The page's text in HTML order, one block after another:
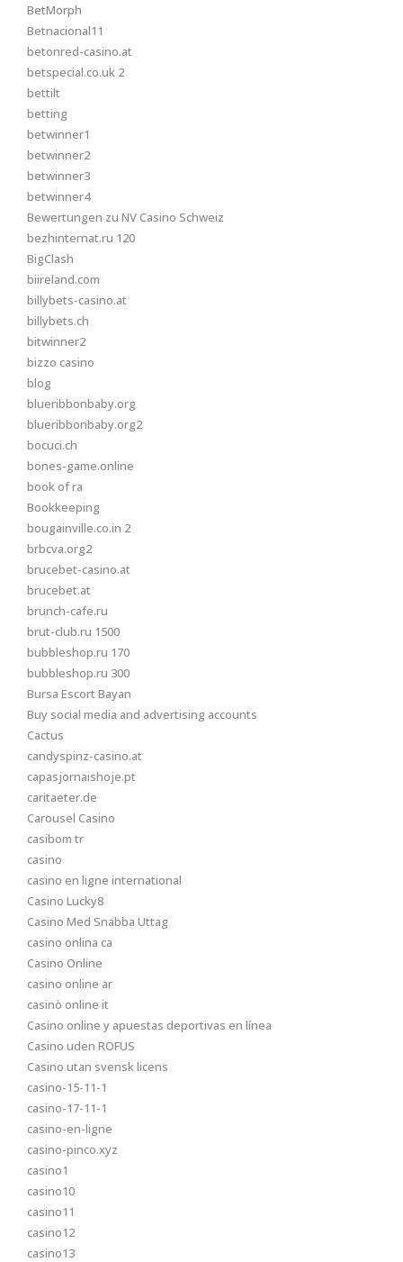
BetMorph
Betnacional11
betonred-casino.at
betspecial.co.uk 2
bettilt
betting
betwinner1
betwinner2
betwinner3
betwinner4
Bewertungen zu NV Casino Schweiz
bezhinternat.ru 120
BigClash
biireland.com
billybets-casino.at
billybets.ch
bitwinner2
bizzo casino
blog
blueribbonbaby.org
blueribbonbaby.org2
bocuci.ch
bones-game.online
book of ra
Bookkeeping
bougainville.co.in 2
brbcva.org2
brucebet-casino.at
brucebet.at
brunch-cafe.ru
brut-club.ru 1500
bubbleshop.ru 170
bubbleshop.ru 300
Bursa Escort Bayan
Buy social media and advertising accounts
Cactus
candyspinz-casino.at
capasjornaishoje.pt
caritaeter.de
Carousel Casino
casibom tr
casino
casino en ligne international
Casino Lucky8
Casino Med Snabba Uttag
casino onlina ca
Casino Online
casino online ar
casinò online it
Casino online y apuestas deportivas en línea
Casino uden ROFUS
Casino utan svensk licens
casino-15-11-1
casino-17-11-1
casino-en-ligne
casino-pinco.xyz
casino1
casino10
casino11
casino12
casino13